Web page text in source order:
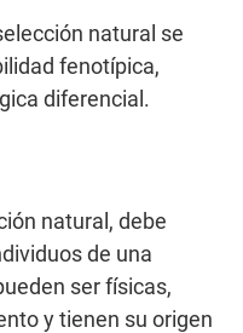
natural se
fenotípica,
diferencial.
natural, debe
de una
ser físicas,
y tienen su origen